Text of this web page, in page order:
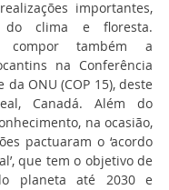
importantes,
do clima e floresta.
compor também a
na Conferência
ONU (COP 15), deste
Canadá. Além do
na ocasião,
pactuaram o ‘acordo
que tem o objetivo de
planeta até 2030 e